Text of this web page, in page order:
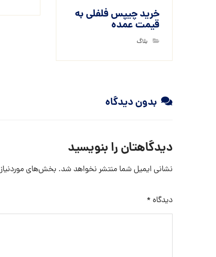
خرید چیپس فلفلی به
قیمت عمده
بلاگ
بدون دیدگاه
دیدگاهتان را بنویسید
نشانی ایمیل شما منتشر نخواهد شد. بخش‌های
دیدگاه *